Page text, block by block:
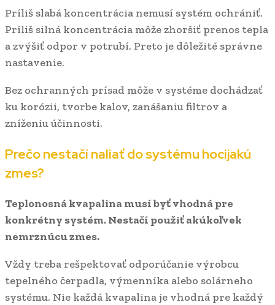
Príliš slabá koncentrácia nemusí systém ochrániť.
Príliš silná koncentrácia môže zhoršiť prenos tepla
a zvýšiť odpor v potrubí. Preto je dôležité správne
nastavenie.
Bez ochranných prísad môže v systéme dochádzať
ku korózii, tvorbe kalov, zanášaniu filtrov a
zníženiu účinnosti.
Prečo nestačí naliať do systému hocijakú
zmes?
Teplonosná kvapalina musí byť vhodná pre
konkrétny systém. Nestačí použiť akúkoľvek
nemrznúcu zmes.
Vždy treba rešpektovať odporúčanie výrobcu
tepelného čerpadla, výmenníka alebo solárneho
systému. Nie každá kvapalina je vhodná pre každý